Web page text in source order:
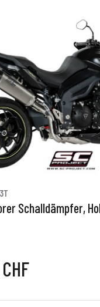
Schalldämpfer,